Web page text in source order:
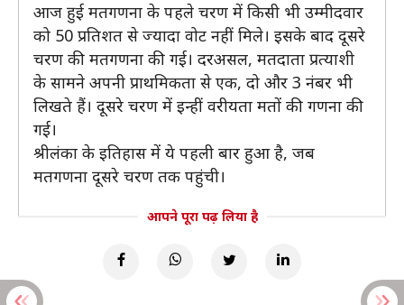
आज हुई मतगणना के पहले चरण में किसी भी उम्मीदवार
को 50 प्रतिशत से ज्यादा वोट नहीं मिले। इसके बाद दूसरे
चरण की मतगणना की गई। दरअसल, मतदाता प्रत्याशी
के सामने अपनी प्राथमिकता से एक, दो और 3 नंबर भी
लिखते हैं। दूसरे चरण में इन्हीं वरीयता मतों की गणना की
गई।
श्रीलंका के इतिहास में ये पहली बार हुआ है, जब
मतगणना दूसरे चरण तक पहुंची।
आपने पूरा पढ़ लिया है